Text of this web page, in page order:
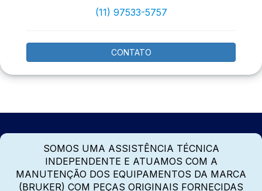
(11) 97533-5757
CONTATO
SOMOS UMA ASSISTÊNCIA TÉCNICA
INDEPENDENTE E ATUAMOS COM A
MANUTENÇÃO DOS EQUIPAMENTOS DA MARCA
(BRUKER) COM PEÇAS ORIGINAIS FORNECIDAS